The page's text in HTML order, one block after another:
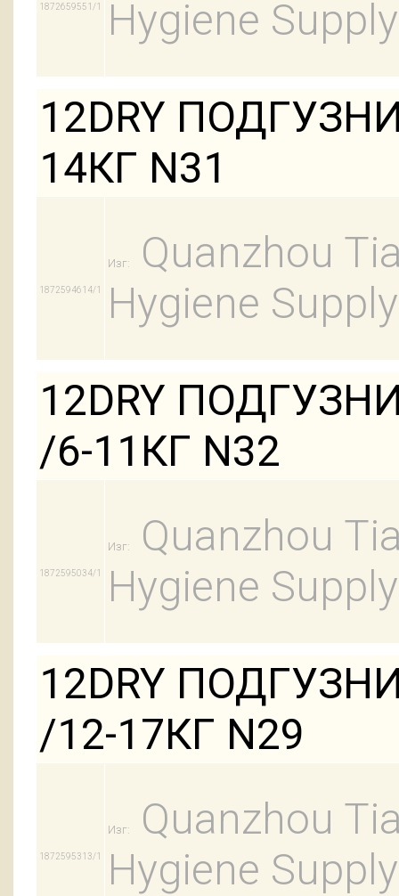
1872659551/1
Hygiene
12DRY
14КГ N31
1872594614/1
Изг:
Quanzhou
Hygiene
12DRY
/6-11КГ N32
1872595034/1
Изг:
Quanzhou
Hygiene
12DRY
/12-17КГ N29
1872595313/1
Изг:
Quanzhou
Hygiene